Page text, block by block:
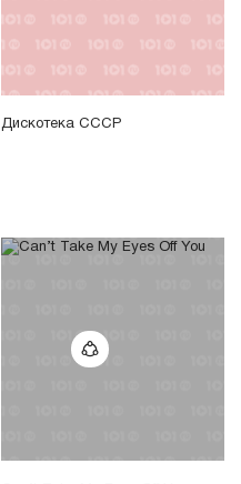
Дискотека СССР